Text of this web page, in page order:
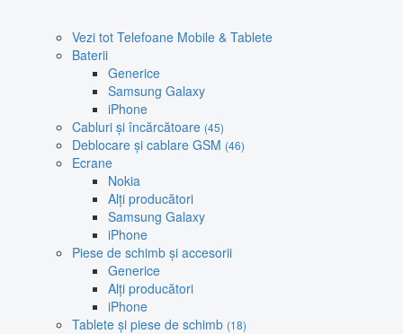
Vezi tot Telefoane Mobile & Tablete
Baterii
Generice
Samsung Galaxy
iPhone
Cabluri și încărcătoare (45)
Deblocare și cablare GSM (46)
Ecrane
Nokia
Alți producători
Samsung Galaxy
iPhone
Piese de schimb și accesorii
Generice
Alți producători
iPhone
Tablete și piese de schimb (18)